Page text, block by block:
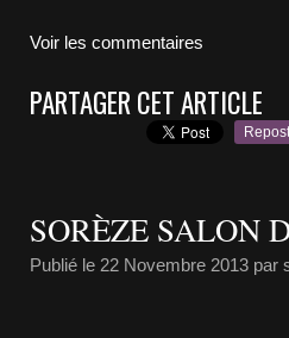
Voir les commentaires
PARTAGER CET ARTICLE
Repost
SORÈZE SALON
Publié le 22 Novembre 2013 par